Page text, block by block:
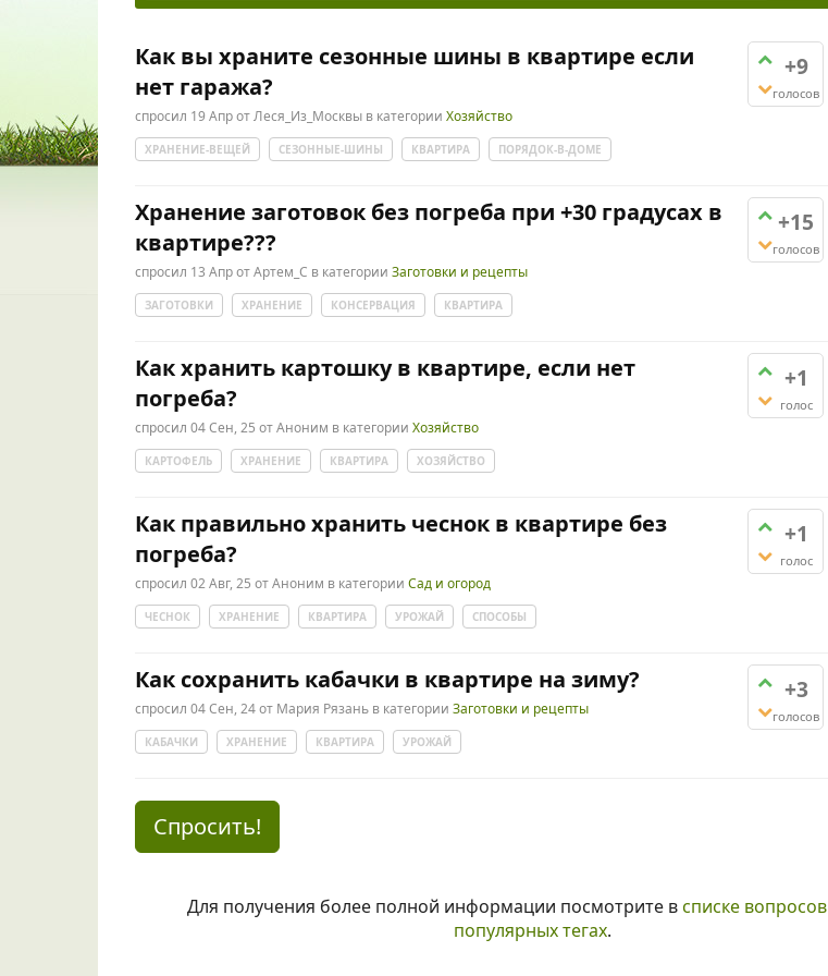
+9
голосов
Как вы храните сезонные шины в квартире если
нет гаража?
спросил 19 АпротЛеся_Из_Москвы в категории Хозяйство
ХРАНЕНИЕ-ВЕЩЕЙ СЕЗОННЫЕ-ШИНЫ КВАРТИРА ПОРЯДОК-В-ДОМЕ
+15
голосов
Хранение заготовок без погреба при +30 градусах в
квартире???
спросил 13 АпротАртем_С в категории Заготовки и рецепты
ЗАГОТОВКИ ХРАНЕНИЕ КОНСЕРВАЦИЯ КВАРТИРА
+1
голос
Как хранить картошку в квартире, если нет
погреба?
спросил 04 Сен, 25 отАноним в категории Хозяйство
КАРТОФЕЛЬ ХРАНЕНИЕ КВАРТИРА ХОЗЯЙСТВО
+1
голос
Как правильно хранить чеснок в квартире без
погреба?
спросил 02 Авг, 25 отАноним в категории Сад и огород
ЧЕСНОК ХРАНЕНИЕ КВАРТИРА УРОЖАЙ СПОСОБЫ
+3
голосов
Как сохранить кабачки в квартире на зиму?
спросил 04 Сен, 24от Мария Рязань в категории Заготовки и рецепты
КАБАЧКИ ХРАНЕНИЕ КВАРТИРА УРОЖАЙ
Спросить!
Для получения более полной информации посмотрите всписке вопросов
популярных тегах.